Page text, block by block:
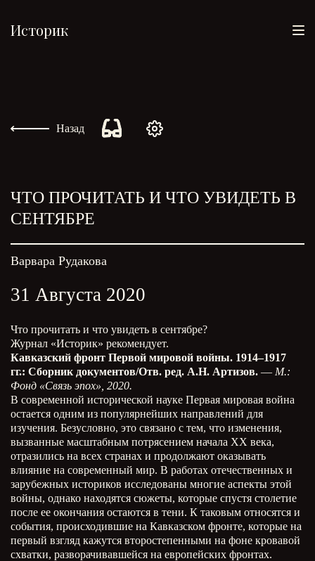
Историк
Назад
ЧТО ПРОЧИТАТЬ И ЧТО УВИДЕТЬ В
СЕНТЯБРЕ
31 Августа 2020
Варвара Рудакова
Что прочитать и что увидеть в сентябре?
Журнал «Историк» рекомендует.
Кавказский фронт Первой мировой войны. 1914–1917
гг.: Сборник документов/Отв. ред. А.Н. Артизов. — М.:
Фонд «Связь эпох», 2020.
В современной исторической науке Первая мировая война
остается одним из популярнейших направлений для
изучения. Безусловно, это связано с тем, что изменения,
вызванные масштабным потрясением начала XX века,
отразились на всех странах и продолжают оказывать
влияние на современный мир. В работах отечественных и
зарубежных историков исследованы многие аспекты этой
войны, однако находятся сюжеты, которые спустя столетие
после ее окончания остаются в тени. К таковым относятся и
события, происходившие на Кавказском фронте, которые на
первый взгляд кажутся второстепенными на фоне кровавой
схватки, разворачивавшейся на европейских фронтах.